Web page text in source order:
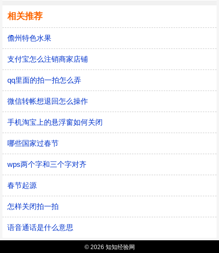
相关推荐
儋州特色水果
支付宝怎么注销商家店铺
qq里面的拍一拍怎么弄
微信转帐想退回怎么操作
手机淘宝上的悬浮窗如何关闭
哪些国家过春节
wps两个字和三个字对齐
春节起源
怎样关闭拍一拍
语音通话是什么意思
© 2026 知知经验网